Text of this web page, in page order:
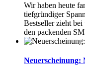
Wir haben heute
tiefgründiger
Bestseller zieht
den packenden
Neuerscheinung: